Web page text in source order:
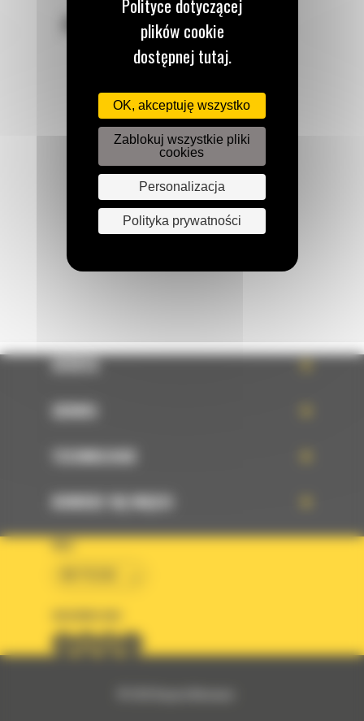
POZOSTAŃMY W KONTAKCIE
Zadzwoń do nas
122 100 122
Napisz do nas
WYŚLIJ WIADOMOŚĆ
OFERTA
SERWIS
TECHNOLOGIE
DOWIEDZ SIĘ WIĘCEJ
KRAJ
plików cookie
dostępnej tutaj.
OK, akceptuję wszystko
Zablokuj wszystkie pliki
cookies
Personalizacja
Polityka prywatności